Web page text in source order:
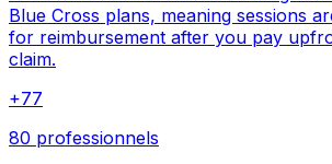
Blue Cross plans, meaning sessions
for reimbursement after you pay
claim.
+77
80 professionnels